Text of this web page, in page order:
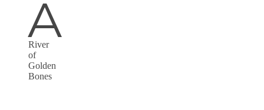
A
River
of
Golden
Bones